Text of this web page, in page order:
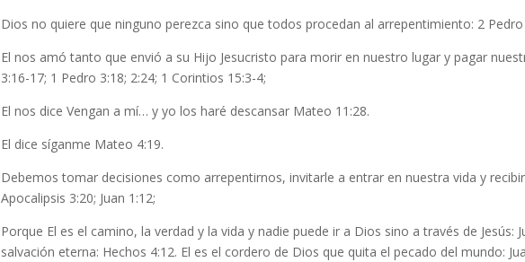
Dios no quiere que ninguno perezca sino que todos procedan al arrepentimiento: 2 Pedro
El nos amó tanto que envió a su Hijo Jesucristo para morir en nuestro lugar y pagar
3:16-17; 1 Pedro 3:18; 2:24; 1 Corintios 15:3-4;
El nos dice Vengan a mí… y yo los haré descansar Mateo 11:28.
El dice síganme Mateo 4:19.
Debemos tomar decisiones como arrepentirnos, invitarle a entrar en nuestra vida y
Apocalipsis 3:20; Juan 1:12;
Porque El es el camino, la verdad y la vida y nadie puede ir a Dios sino a través de Jesús:
salvación eterna: Hechos 4:12. El es el cordero de Dios que quita el pecado del mundo: